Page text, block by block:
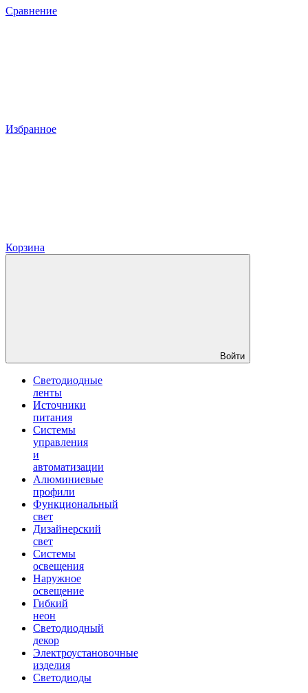
Сравнение
Избранное
Корзина
Войти
Светодиодные
ленты
Источники
питания
Системы
управления
и
автоматизации
Алюминиевые
профили
Функциональный
свет
Дизайнерский
свет
Системы
освещения
Наружное
освещение
Гибкий
неон
Светодиодный
декор
Электроустановочные
изделия
Светодиоды